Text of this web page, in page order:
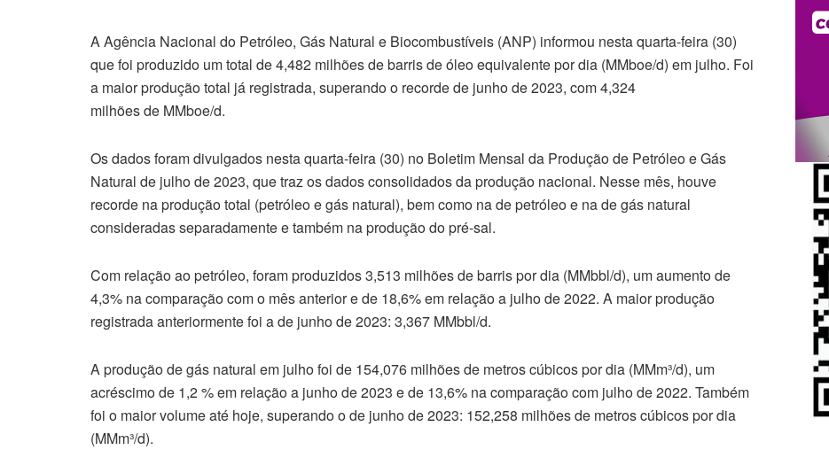
A Agência Nacional do Petróleo, Gás Natural e Biocombustíveis (ANP) informou nesta quarta-feira (30)
que foi produzido um total de 4,482 milhões de barris de óleo equivalente por dia (MMboe/d) em julho. Foi
a maior produção total já registrada, superando o recorde de junho de 2023, com 4,324
milhões de MMboe/d.
Os dados foram divulgados nesta quarta-feira (30) no Boletim Mensal da Produção de Petróleo e Gás
Natural de julho de 2023, que traz os dados consolidados da produção nacional. Nesse mês, houve
recorde na produção total (petróleo e gás natural), bem como na de petróleo e na de gás natural
consideradas separadamente e também na produção do pré-sal.
Com relação ao petróleo, foram produzidos 3,513 milhões de barris por dia (MMbbl/d), um aumento de
4,3% na comparação com o mês anterior e de 18,6% em relação a julho de 2022. A maior produção
registrada anteriormente foi a de junho de 2023: 3,367 MMbbl/d.
A produção de gás natural em julho foi de 154,076 milhões de metros cúbicos por dia (MMm³/d), um
acréscimo de 1,2 % em relação a junho de 2023 e de 13,6% na comparação com julho de 2022. Também
foi o maior volume até hoje, superando o de junho de 2023: 152,258 milhões de metros cúbicos por dia
(MMm³/d).